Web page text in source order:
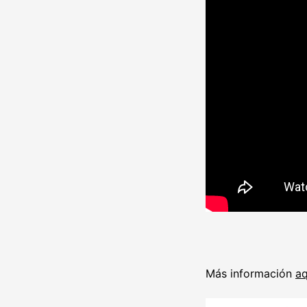
Más información